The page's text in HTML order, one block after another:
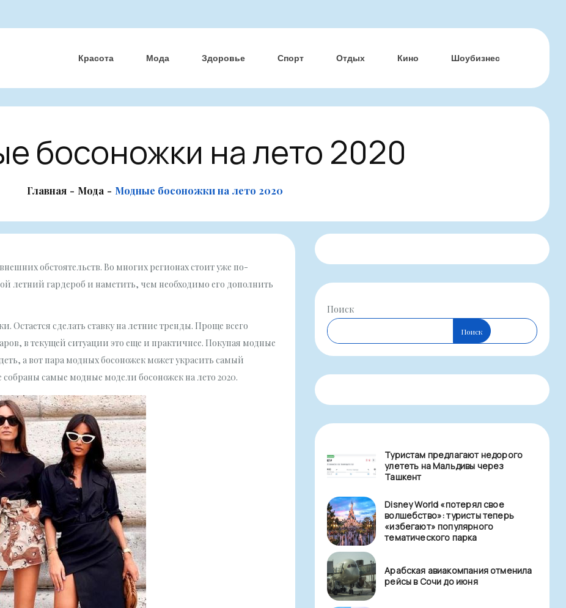
Красота Мода Здоровье Спорт Отдых Кино Шоубизнес
босоножки на лето 2020
Главная Мода Модные босоножки на лето 2020
обстоятельств. Во многих регионах стоит уже по-
летний гардероб и наметить, чем необходимо его дополнить
Остается сделать ставку на летние тренды. Проще всего
в текущей ситуации это еще и практичнее. Покупая модные
а вот пара модных босоножек может украсить самый
самые модные модели босоножек на лето 2020.
Поиск
Поиск
Туристам предлагают недорого
улететь на Мальдивы через
Ташкент
Disney World «потерял свое
волшебство»: туристы теперь
«избегают» популярного
тематического парка
Арабская авиакомпания отменила
рейсы в Сочи до июня